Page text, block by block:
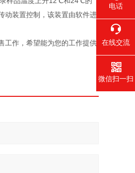
动装置控制，该装置由软件进
工作，希望能为您的工作提供
电话
在线交流
微信扫一扫